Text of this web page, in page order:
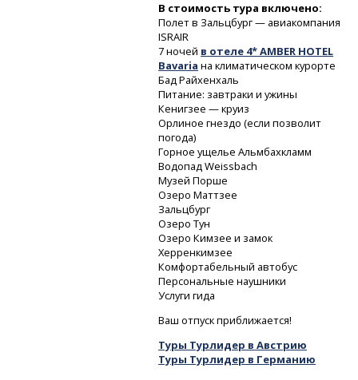
В стоимость тура включено:
Полет в Зальцбург — авиакомпания
ISRAIR
7 ночей в отеле 4* AMBER HOTEL
Bavaria на климатическом курорте
Бад Райхенхаль
Питание: завтраки и ужины
Кенигзее — круиз
Орлиное гнездо (если позволит
погода)
Горное ущелье Альмбахкламм
Водопад Weissbach
Музей Порше
Озеро Маттзее
Зальцбург
Озеро Тун
Озеро Кимзее и замок
Херренкимзее
Комфортабельный автобус
Персональные наушники
Услуги гида
Ваш отпуск приближается!
Туры Турлидер в Австрию
Туры Турлидер в Германию